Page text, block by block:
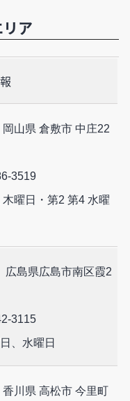
ア
山県 倉敷市 中庄22
3519
曜日・第2 第4 水曜
島県広島市南区霞2
3115
、水曜日
川県 高松市 今里町